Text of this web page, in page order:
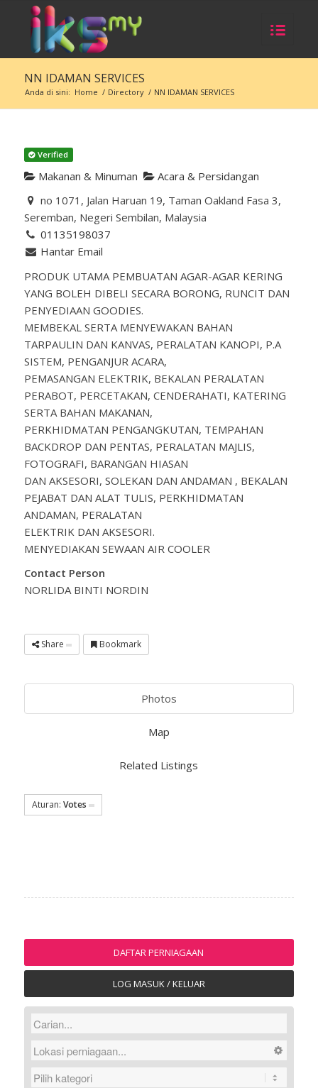
NN IDAMAN SERVICES
Anda di sini: Home / Directory / NN IDAMAN SERVICES
Verified
Makanan & Minuman
Acara & Persidangan
no 1071, Jalan Haruan 19, Taman Oakland Fasa 3,
Seremban, Negeri Sembilan, Malaysia
01135198037
Hantar Email
PRODUK UTAMA PEMBUATAN AGAR-AGAR KERING
YANG BOLEH DIBELI SECARA BORONG, RUNCIT DAN
PENYEDIAAN GOODIES.
MEMBEKAL SERTA MENYEWAKAN BAHAN
TARPAULIN DAN KANVAS, PERALATAN KANOPI, P.A
SISTEM, PENGANJUR ACARA,
PEMASANGAN ELEKTRIK, BEKALAN PERALATAN
PERABOT, PERCETAKAN, CENDERAHATI, KATERING
SERTA BAHAN MAKANAN,
PERKHIDMATAN PENGANGKUTAN, TEMPAHAN
BACKDROP DAN PENTAS, PERALATAN MAJLIS,
FOTOGRAFI, BARANGAN HIASAN
DAN AKSESORI, SOLEKAN DAN ANDAMAN , BEKALAN
PEJABAT DAN ALAT TULIS, PERKHIDMATAN
ANDAMAN, PERALATAN
ELEKTRIK DAN AKSESORI.
MENYEDIAKAN SEWAAN AIR COOLER
Contact Person
NORLIDA BINTI NORDIN
Share Bookmark
Photos
Map
Related Listings
Aturan: Votes
DAFTAR PERNIAGAAN
LOG MASUK / KELUAR